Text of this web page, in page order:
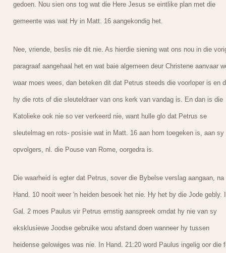
gedoen. Nou sien ons tog wat die Here Jesus se eintlike plan met die
gemeente was wat Hy in Matt. 16 aangekondig het.
Nee, vriende, beslis nie dit nie. As hierdie siening wat ons nou in die
paragraaf aangehaal het en wat baie algemeen deur Christene aanvaar
waar moes wees, dan beteken dit dat Petrus steeds die voorloper is en
hy die rots of die sleuteldraer van ons kerk van vandag is. En dan is die
Katolieke ook nie so ver verkeerd nie, want hulle glo dat Petrus se
sleutelmag en rots- posisie wat in Matt. 16 aan hom toegeken is, aan sy
opvolgers, nl. die Pouse van Rome, oorgedra is.
Die waarheid is egter dat Petrus, sover die Bybelse verslag aangaan, na
Hand. 10 nooit weer 'n heiden besoek het nie. Hy het by die Jode gebly.
Gal. 2 moes Paulus vir Petrus ernstig aanspreek omdat hy nie van sy
eksklusiewe Joodse gebruike wou afstand doen wanneer hy tussen
heidense gelowiges was nie. In Hand. 21:20 word Paulus ingelig oor die